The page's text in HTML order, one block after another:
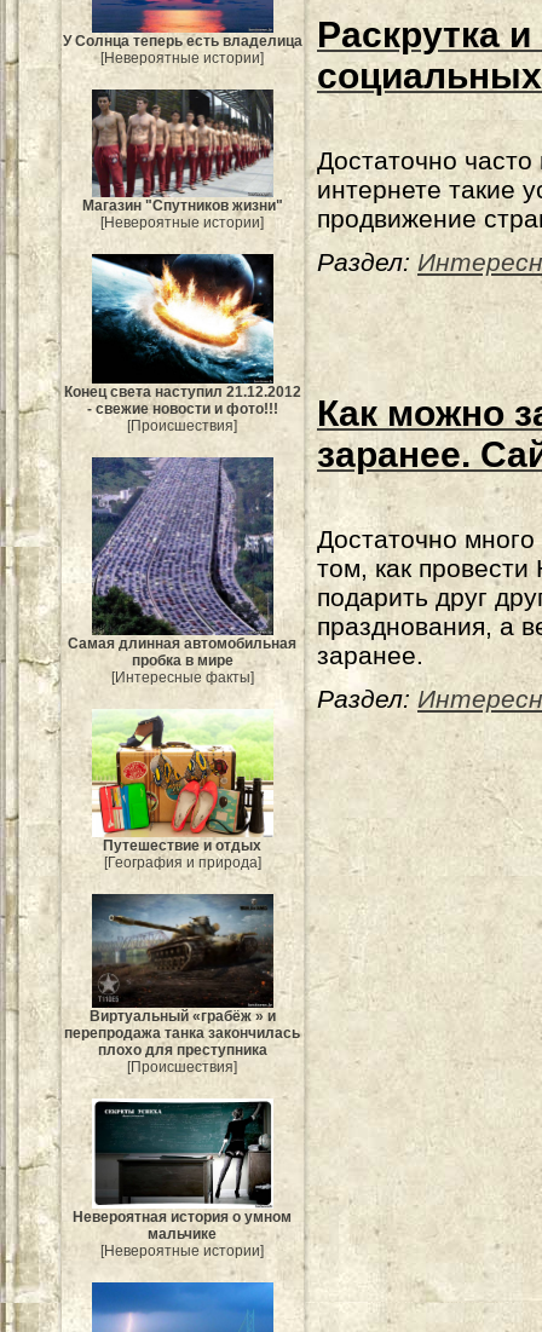
У Солнца теперь есть владелица
[Невероятные истории]
Магазин "Спутников жизни"
[Невероятные истории]
Конец света наступил 21.12.2012
- свежие новости и фото!!!
[Происшествия]
Самая длинная автомобильная
пробка в мире
[Интересные факты]
Путешествие и отдых
[География и природа]
Виртуальный «грабёж » и
перепродажа танка закончилась
плохо для преступника
[Происшествия]
Невероятная история о умном
мальчике
[Невероятные истории]
Раскрутка
Достаточно
интернете такие
продвижение
Раздел:
Как можно
заранее.
Достаточно
том, как
подарить друг
празднования, а
заранее.
Раздел: